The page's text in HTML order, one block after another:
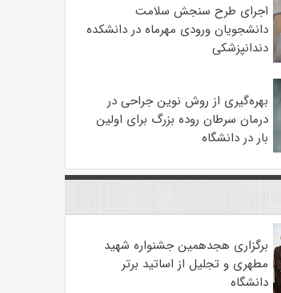
اجرای طرح سنجش سلامت
دانشجویان ورودی مهرماه در دانشکده
دندانپزشکی
بهره‌گیری از روش نوین جراحی در
درمان سرطان روده بزرگ برای اولین
بار در دانشگاه
برگزاری هجدهمین جشنواره شهید
مطهری و تجلیل از اساتید برتر
دانشگاه